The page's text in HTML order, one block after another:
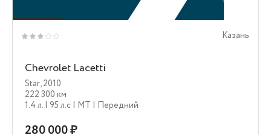
Казань
Chevrolet Lacetti
Star,2010
222 300 км
1.4 л. | 95 л.c | MT | Передний
280 000 ₽